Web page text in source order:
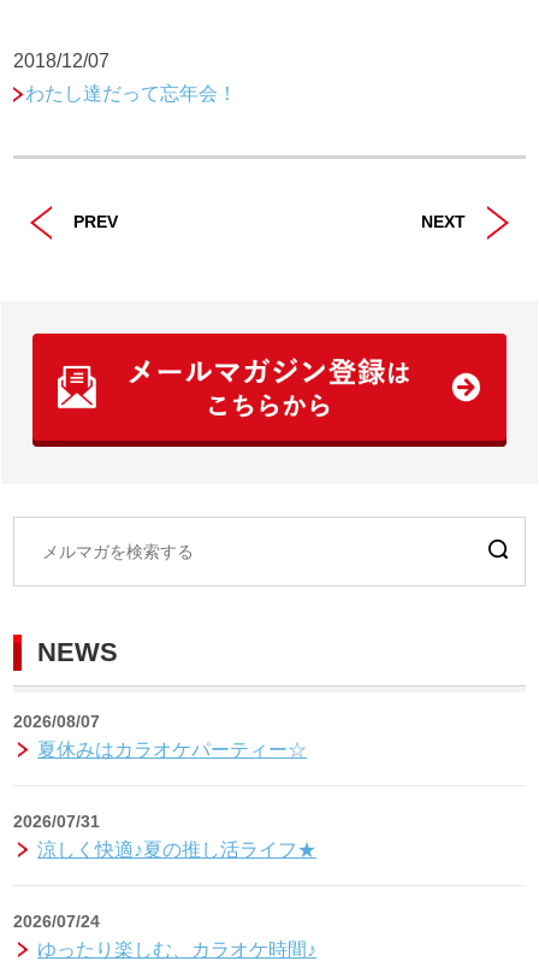
2018/12/07
わたし達だって忘年会！
PREV NEXT
NEWS
2026/08/07
夏休みはカラオケパーティー☆
2026/07/31
涼しく快適♪夏の推し活ライフ★
2026/07/24
ゆったり楽しむ、カラオケ時間♪